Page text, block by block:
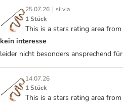
25.07.26 | silvia
1 Stück
This is a stars rating area
kein interesse
leider nicht besonders ansprechend
14.07.26
1 Stück
This is a stars rating area